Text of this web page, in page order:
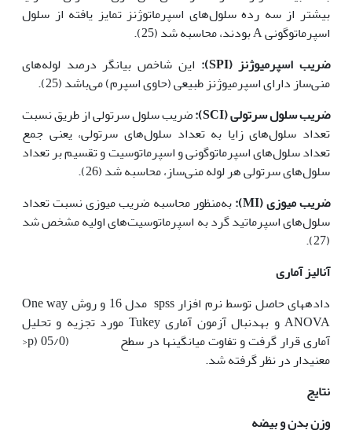
بیشتر از سه رده سلول‌های اسپرماتوژنز تمایز یافته از سلول
اسپرماتوگونی A بودند، محاسبه شد (25).
ضریب اسپرمیوژنز(SPI)
: این شاخص بیانگر درصد لوله‌های
منی‌ساز دارای اسپرمیوژنز طبیعی (حاوی اسپرم) می‌باشد (25).
ضریب سلول سرتولی(SCI)
:ضریب سلول سرتولی از طریق نسبت
تعداد سلول‌های زایا به تعداد سلول‌های سرتولی، یعنی جمع
تعداد سلول‌های اسپرماتوگونی و اسپرماتوسیت و تقسیم بر تعداد
سلول‌های سرتولی هر لوله منی‌ساز، محاسبه شد (26).
ضریب میوزی(MI)
:به‌منظور محاسبه ضریب میوزی نسبت تعداد
سلول‌های اسپرماتید گرد به اسپرماتوسیت‌های اولیه مشخص شد
(27).
آنالیز آماری
داده­های حاصل توسط نرم افزار spss مدل 16 و روش One way
ANOVA و به‏دنبال آزمون آماری Tukey مورد تجزیه و تحلیل
آماری قرار گرفت و تفاوت میانگین­ها در سطح (05/0 (p<
معنی­دار در نظر گرفته شد.
نتایج
وزن بدن و بیضه